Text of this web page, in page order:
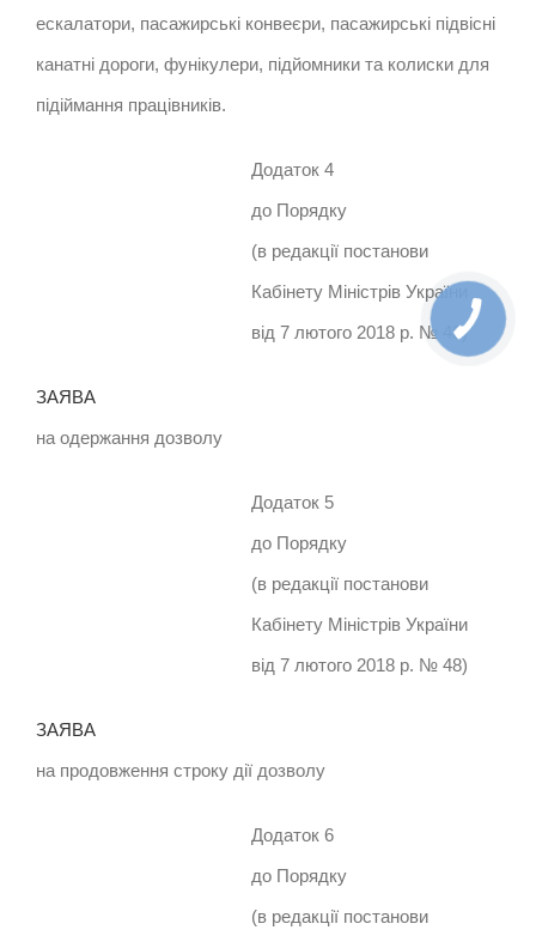
ескалатори, пасажирські конвеєри, пасажирські підвісні
канатні дороги, фунікулери, підйомники та колиски для
підіймання працівників.
Додаток 4
до Порядку
(в редакції постанови
Кабінету Міністрів України
від 7 лютого 2018 р. № 48)
ЗАЯВА
на одержання дозволу
Додаток 5
до Порядку
(в редакції постанови
Кабінету Міністрів України
від 7 лютого 2018 р. № 48)
ЗАЯВА
на продовження строку дії дозволу
Додаток 6
до Порядку
(в редакції постанови